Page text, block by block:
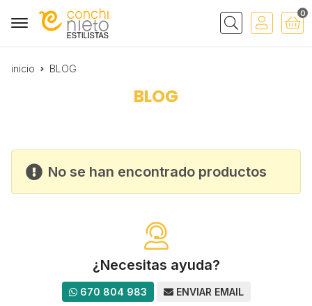
Buscar
0
inicio BLOG
BLOG
No se han encontrado productos
¿Necesitas ayuda?
670 804 983 ENVIAR EMAIL